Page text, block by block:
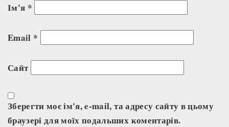
Ім'я *
Email *
Сайт
Зберегти моє ім'я, e-mail, та адресу сайту в цьому
браузері для моїх подальших коментарів.